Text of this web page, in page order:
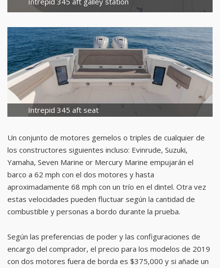
Intrepid 345 aft seat
Un conjunto de motores gemelos o triples de cualquier de
los constructores siguientes incluso: Evinrude, Suzuki,
Yamaha, Seven Marine or Mercury Marine empujarán el
barco a 62 mph con el dos motores y hasta
aproximadamente 68 mph con un trío en el dintel. Otra vez
estas velocidades pueden fluctuar según la cantidad de
combustible y personas a bordo durante la prueba.
Según las preferencias de poder y las configuraciones de
encargo del comprador, el precio para los modelos de 2019
con dos motores fuera de borda es $375,000 y si añade un